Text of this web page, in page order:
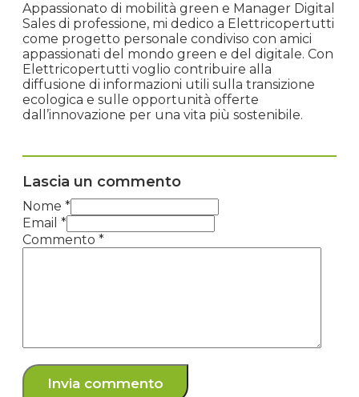
Appassionato di mobilità green e Manager Digital
Sales di professione, mi dedico a Elettricopertutti
come progetto personale condiviso con amici
appassionati del mondo green e del digitale. Con
Elettricopertutti voglio contribuire alla
diffusione di informazioni utili sulla transizione
ecologica e sulle opportunità offerte
dall’innovazione per una vita più sostenibile.
Lascia un commento
Nome *
Email *
Commento *